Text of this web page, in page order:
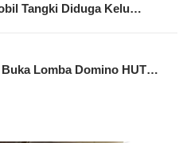
Tangki Diduga Kelu…
Lomba Domino HUT…